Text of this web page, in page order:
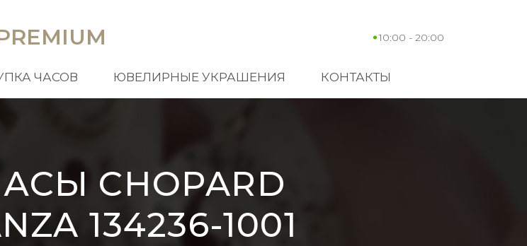
10:00 - 20:00
ЧАСОВ ЮВЕЛИРНЫЕ УКРАШЕНИЯ КОНТАКТЫ
CHOPARD
134236-1001